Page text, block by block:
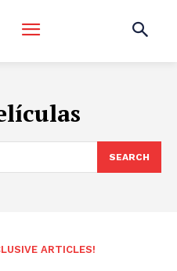
SEARCH
ARTICLES!